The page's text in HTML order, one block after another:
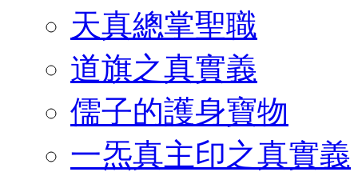
天真總掌聖職
道旗之真實義
儒子的護身寶物
一炁真主印之真實義